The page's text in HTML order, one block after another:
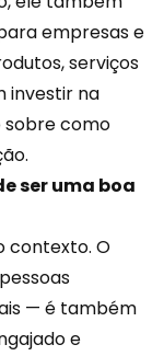
empresas e
, serviços
investir na
sobre como
ser uma boa
contexto. O
— é também
e